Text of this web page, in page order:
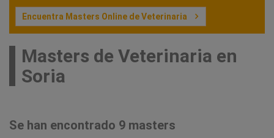
Encuentra Masters Online de Veterinaria
Masters de Veterinaria en
Soria
Se han encontrado 9 masters